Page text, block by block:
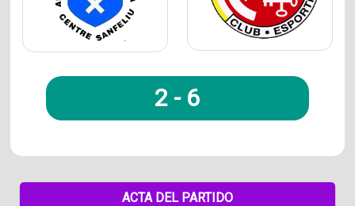
2 - 6
ACTA DEL PARTIDO